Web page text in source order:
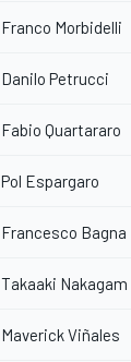
Franco Morbidelli
Danilo Petrucci
Fabio Quartararo
Pol Espargaro
Francesco Bagnaia
Takaaki Nakagami
Maverick Viñales